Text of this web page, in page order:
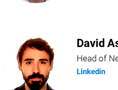
David
Head of
Linkedin